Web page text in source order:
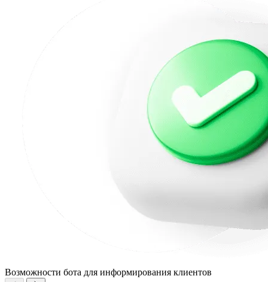
Возможности бота для информирования клиентов